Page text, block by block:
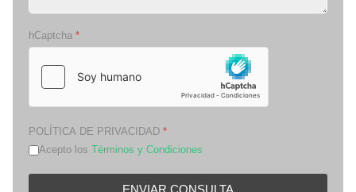
hCaptcha*
POLÍTICA DE PRIVACIDAD*
Acepto losTérminos y Condiciones